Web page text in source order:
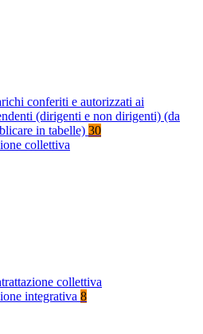
conferiti e autorizzati ai
(dirigenti e non dirigenti) (da
in tabelle) 30
collettiva
collettiva
integrativa 8